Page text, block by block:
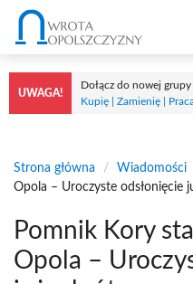
Przejdź
treści
UWAGA!
Dołącz do nowej grupy
Kupię | Zamienię |
Strona główna / Wiadomości
Opola – Uroczyste odsłonięcie
Pomnik Kory
Opola –